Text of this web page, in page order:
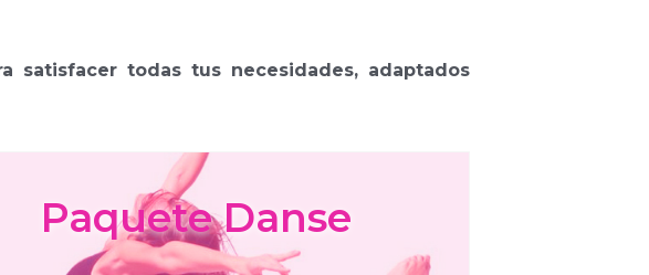
satisfacer todas tus necesidades, adaptados
Paquete Danse